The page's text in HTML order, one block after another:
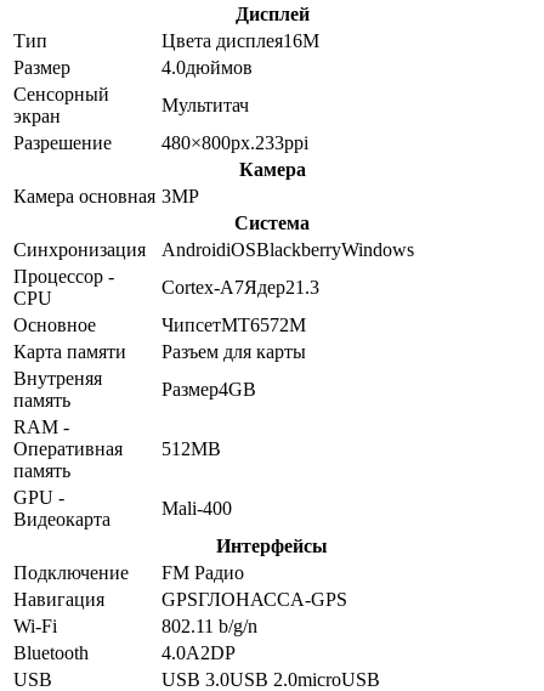
Дисплей
Тип
Цвета дисплея16M
Размер
4.0дюймов
Сенсорный
экран
Мультитач
Разрешение
480×800px.233ppi
Камера
Камера основная 3MP
Система
Синхронизация
AndroidiOSBlackberryWindows
Процессор -
CPU
Cortex-A7Ядер21.3
Основное
ЧипсетMT6572M
Карта памяти
Разъем для карты
Внутреняя
память
Размер4GB
RAM -
Оперативная
память
512MB
GPU -
Видеокарта
Mali-400
Интерфейсы
Подключение
FM Радио
Навигация
GPSГЛОНАССA-GPS
Wi-Fi
802.11 b/g/n
Bluetooth
4.0A2DP
USB
USB 3.0USB 2.0microUSB